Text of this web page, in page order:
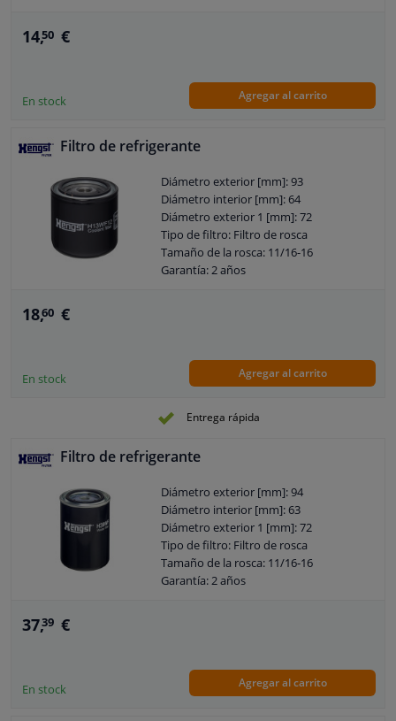
14,50 €
En stock Agregar al carrito
Filtro de refrigerante
Diámetro exterior [mm]: 93
Diámetro interior [mm]: 64
Diámetro exterior 1 [mm]: 72
Tipo de filtro: Filtro de rosca
Tamaño de la rosca: 11/16-16
Garantía: 2 años
18,60 €
En stock Agregar al carrito
Entrega rápida
Filtro de refrigerante
Diámetro exterior [mm]: 94
Diámetro interior [mm]: 63
Diámetro exterior 1 [mm]: 72
Tipo de filtro: Filtro de rosca
Tamaño de la rosca: 11/16-16
Garantía: 2 años
37,39 €
En stock Agregar al carrito